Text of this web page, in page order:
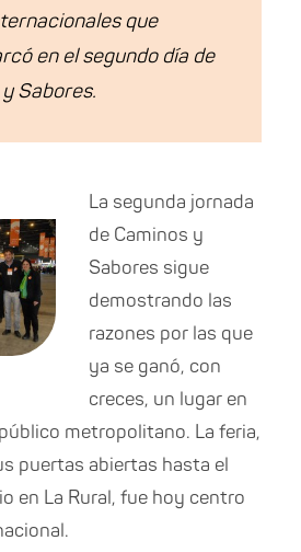
que
en el segundo día de
Sabores.
La segunda jornada
de Caminos y
Sabores sigue
demostrando las
razones por las que
ya se ganó, con
creces, un lugar en
metropolitano. La feria,
puertas abiertas hasta el
en La Rural, fue hoy centro